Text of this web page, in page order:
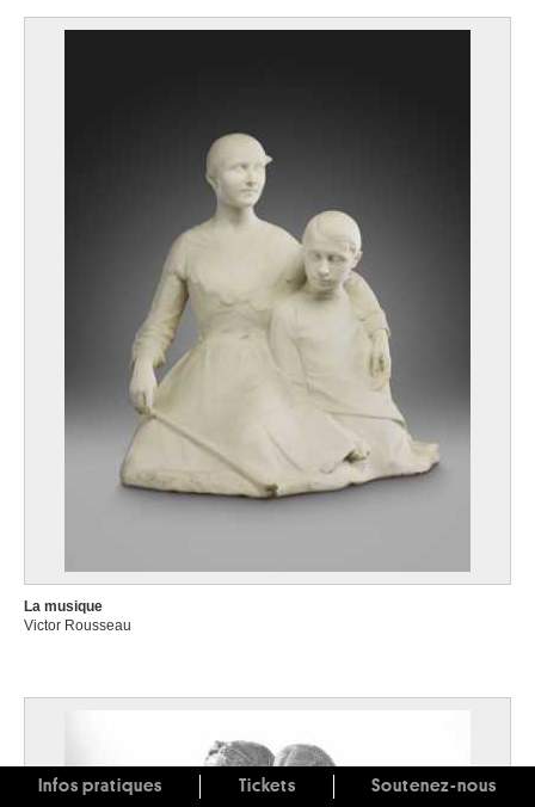
La musique
Victor Rousseau
Infos pratiques Tickets Soutenez-nous